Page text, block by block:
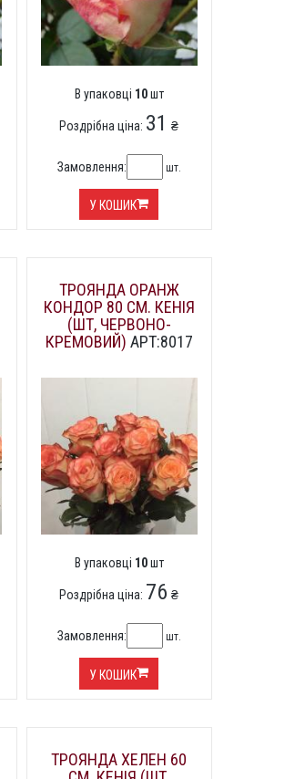
В упаковці 10шт
Роздрібна ціна: 31 ₴
Замовлення: шт.
У КОШИК
ТРОЯНДА ОРАНЖ
КОНДОР 80 СМ. КЕНІЯ
(ШТ, ЧЕРВОНО-
КРЕМОВИЙ) АРТ:8017
В упаковці 10шт
Роздрібна ціна: 76 ₴
Замовлення: шт.
У КОШИК
ТРОЯНДА ХЕЛЕН 60